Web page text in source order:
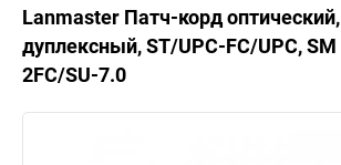
Lanmaster Патч-корд
дуплексный, ST/UPC-FC/UPC, SM
2FC/SU-7.0